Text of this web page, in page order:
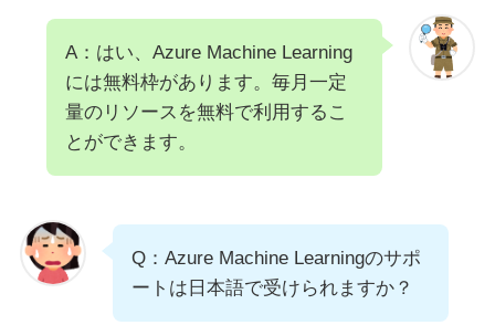
A：はい、Azure Machine Learning
には無料枠があります。毎月一定
量のリソースを無料で利用するこ
とができます。
Q：Azure Machine Learningのサポ
ートは日本語で受けられますか？